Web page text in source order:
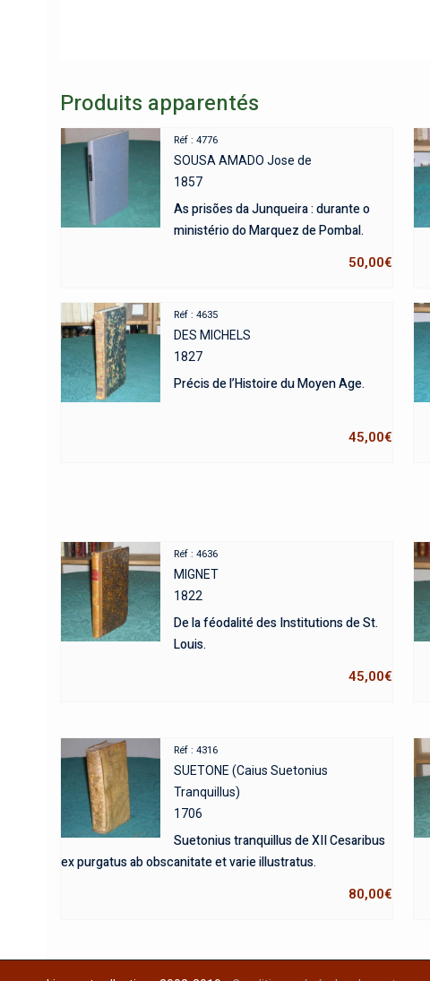
Produits apparentés
Réf : 4776
SOUSA AMADO Jose de
1857
As prisões da Junqueira : durante o
ministério do Marquez de Pombal.
50,00€
Réf : 4635
DES MICHELS
1827
Précis de l’Histoire du Moyen Age.
45,00€
Réf : 4636
MIGNET
1822
De la féodalité des Institutions de St.
Louis.
45,00€
Réf : 4316
SUETONE (Caius Suetonius
Tranquillus)
1706
Suetonius tranquillus de XII Cesaribus
ex purgatus ab obscanitate et varie illustratus.
80,00€